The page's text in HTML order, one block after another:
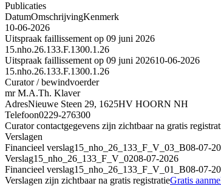
Publicaties
DatumOmschrijvingKenmerk
10-06-2026
Uitspraak faillissement op 09 juni 2026
15.nho.26.133.F.1300.1.26
Uitspraak faillissement op 09 juni 202610-06-2026
15.nho.26.133.F.1300.1.26
Curator / bewindvoerder
mr M.A.Th. Klaver
AdresNieuwe Steen 29, 1625HV HOORN NH
Telefoon0229-276300
Curator contactgegevens zijn zichtbaar na gratis
Verslagen
Financieel verslag15_nho_26_133_F_V_03_B08-07-
Verslag15_nho_26_133_F_V_0208-07-2026
Financieel verslag15_nho_26_133_F_V_01_B08-07-
Verslagen zijn zichtbaar na gratis registratieGratis